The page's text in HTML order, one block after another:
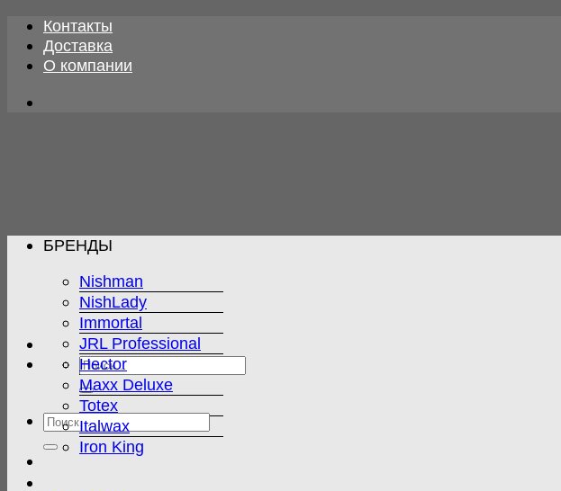
Skip
content
Контакты
Доставка
О компании
Искать:
Искать:
БРЕНДЫ
Nishman
NishLady
Immortal
JRL Professional
Hector
Maxx Deluxe
Totex
Italwax
Iron King